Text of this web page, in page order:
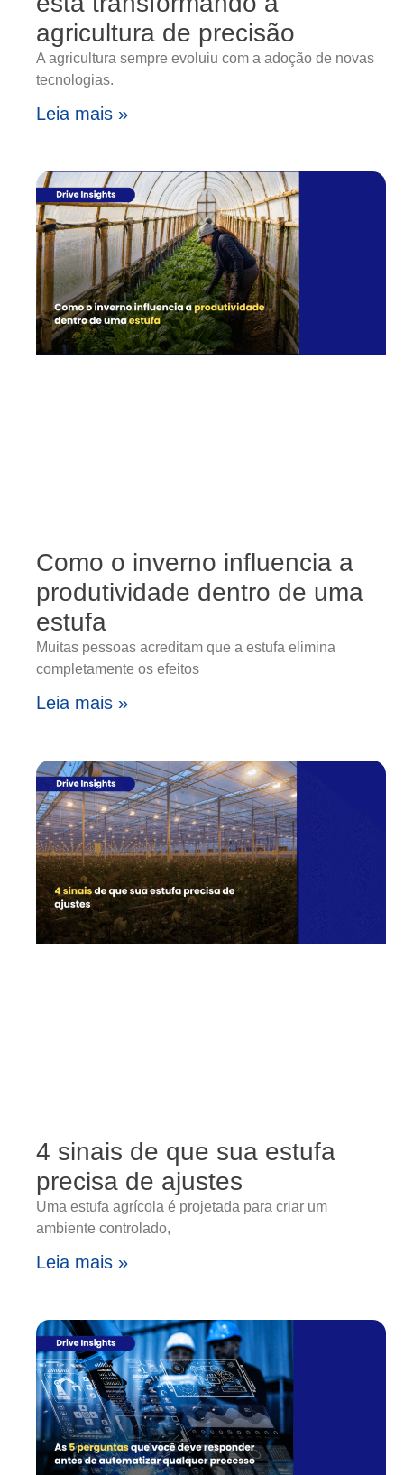
agricultura de precisão
A agricultura sempre evoluiu com a adoção de novas
tecnologias.
Leia mais »
Como o inverno influencia a
produtividade dentro de uma
estufa
Muitas pessoas acreditam que a estufa elimina
completamente os efeitos
Leia mais »
4 sinais de que sua estufa
precisa de ajustes
Uma estufa agrícola é projetada para criar um
ambiente controlado,
Leia mais »